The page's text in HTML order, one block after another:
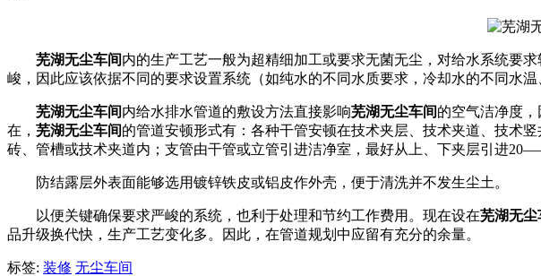
芜湖无尘车间内的生产工艺一般为超精细加工或要求无菌无尘，对给水系统要
峻，因此应该依据不同的要求设置系统（如纯水的不同水质要求，冷却水的不同水温
芜湖无尘车间内给水排水管道的敷设方法直接影响芜湖无尘车间的空气洁净度
在， 芜湖无尘车间的管道安顿形式有：各种干管安顿在技术夹层、技术夹道、技术
砖、管槽或技术夹道内；支管由干管或立管引进洁净室，最好从上、下夹层引进
防结露层外表面能够选用镀锌铁皮或铝皮作外壳，便于清洗并不发生尘土。
以便关键确保要求严峻的系统，也利于处理和节约工作费用。现在设在芜湖无尘
品升级换代快，生产工艺变化多。因此，在管道规划中应留有充分的余量。
标签: 装修 无尘车间